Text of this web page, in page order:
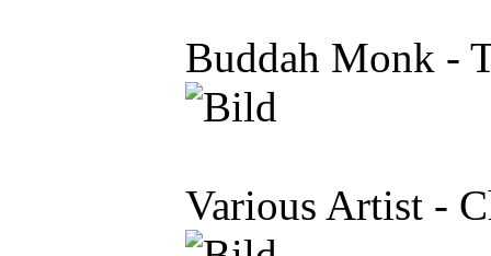
Buddah Monk -
Various Artist -